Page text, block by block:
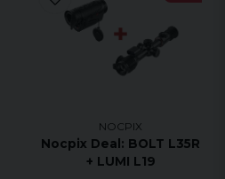
NOCPIX
Nocpix Deal: BOLT L35R
+ LUMI L19